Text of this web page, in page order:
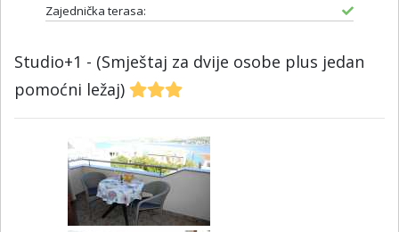
Zajednička terasa:
Studio+1 - (Smještaj za dvije osobe plus jedan
pomoćni ležaj)